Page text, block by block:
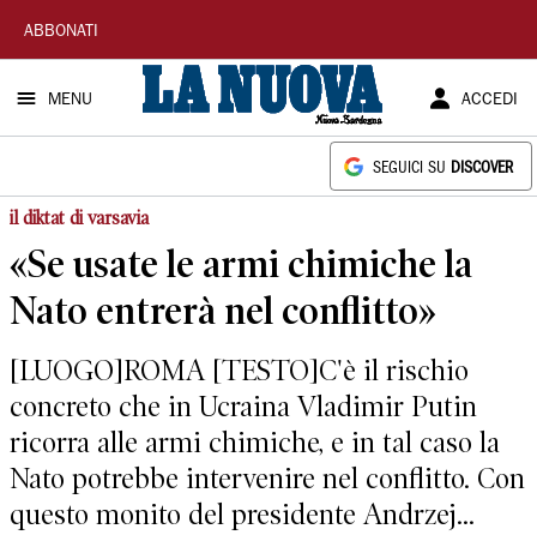
La
Nuova
Sardegna
ABBONATI
MENU ACCEDI
SEGUICI SU DISCOVER
il diktat di varsavia
«Se usate le armi chimiche la
Nato entrerà nel conflitto»
[LUOGO]ROMA [TESTO]C'è il rischio
concreto che in Ucraina Vladimir Putin
ricorra alle armi chimiche, e in tal caso la
Nato potrebbe intervenire nel conflitto. Con
questo monito del presidente Andrzej...